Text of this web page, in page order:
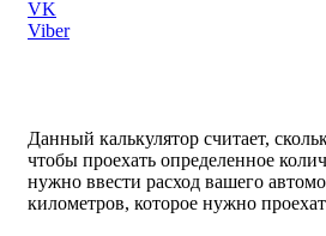
VK
Viber
Данный калькулятор считает,
чтобы проехать определенное
нужно ввести расход вашего
километров, которое нужно